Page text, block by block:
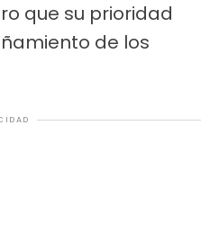
que su prioridad
de los